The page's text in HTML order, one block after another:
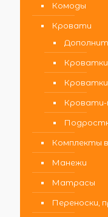
Комоды
Кровати
Комплекты
Манежи
Матрасы
Переноски,